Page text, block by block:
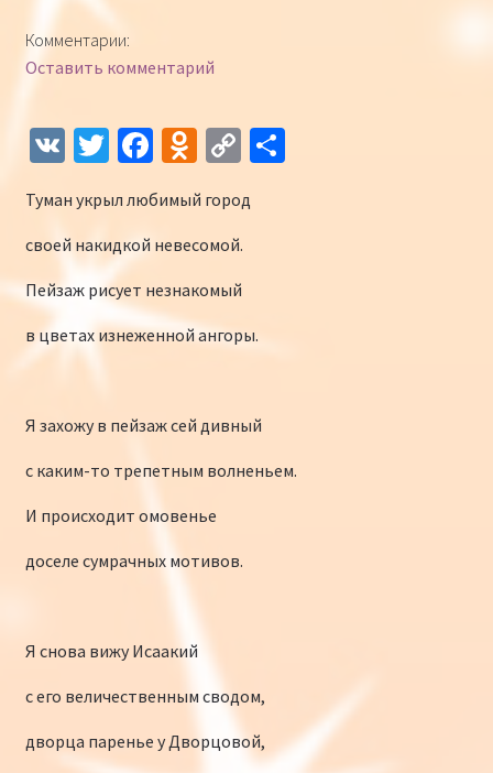
Конкурсы
Интернет-конкурс чтецов «Созвучие 2018»
Наши участники и победители
Наши участники 2017
Страничка победителей 2017
Комментарии:
Оставить комментарий
V T
tt
er
Fa
b
o
o
k
O
n
o
kl
as
sn
C
p
y
Li
n
k
О
Туман укрыл любимый город
своей накидкой невесомой.
Пейзаж рисует незнакомый
в цветах изнеженной ангоры.
Я захожу в пейзаж сей дивный
с каким-то трепетным волненьем.
И происходит омовенье
доселе сумрачных мотивов.
Я снова вижу Исаакий
с его величественным сводом,
дворца паренье у Дворцовой,